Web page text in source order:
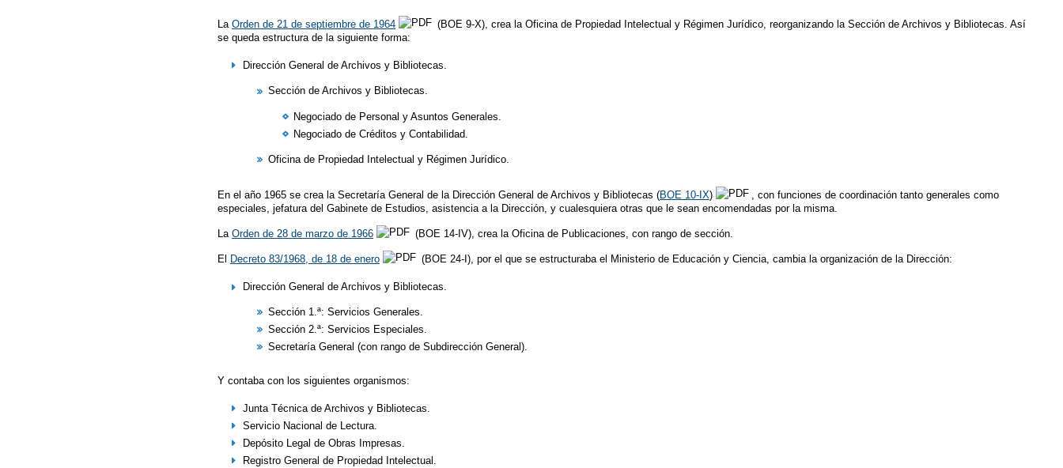
La Orden de 21 de septiembre de 1964
(BOE 9-X), crea la Oficina de Propiedad Intelectual y Régimen Jurídico, reorganizando la Sección de Archivos y Bibliotecas. Así
se queda estructura de la siguiente forma:
Dirección General de Archivos y Bibliotecas.
Sección de Archivos y Bibliotecas.
Negociado de Personal y Asuntos Generales.
Negociado de Créditos y Contabilidad.
Oficina de Propiedad Intelectual y Régimen Jurídico.
En el año 1965 se crea la Secretaría General de la Dirección General de Archivos y Bibliotecas (BOE 10-IX)
, con funciones de coordinación tanto generales como
especiales, jefatura del Gabinete de Estudios, asistencia a la Dirección, y cualesquiera otras que le sean encomendadas por la misma.
La Orden de 28 de marzo de 1966 (BOE 14-IV), crea la Oficina de Publicaciones, con rango de sección.
El Decreto 83/1968, de 18 de enero (BOE 24-I), por el que se estructuraba el Ministerio de Educación y Ciencia, cambia la organización de la Dirección:
Dirección General de Archivos y Bibliotecas.
Sección 1.ª: Servicios Generales.
Sección 2.ª: Servicios Especiales.
Secretaría General (con rango de Subdirección General).
Y contaba con los siguientes organismos:
Junta Técnica de Archivos y Bibliotecas.
Servicio Nacional de Lectura.
Depósito Legal de Obras Impresas.
Registro General de Propiedad Intelectual.